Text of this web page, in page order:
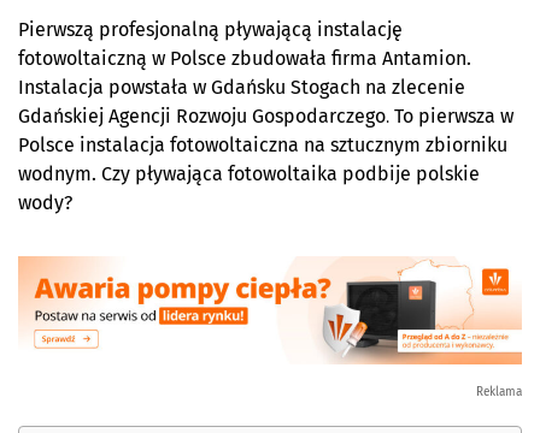
Pierwszą profesjonalną pływającą instalację
fotowoltaiczną w Polsce zbudowała firma Antamion.
Instalacja powstała w Gdańsku Stogach na zlecenie
Gdańskiej Agencji Rozwoju Gospodarczego. To pierwsza w
Polsce instalacja fotowoltaiczna na sztucznym zbiorniku
wodnym. Czy pływająca fotowoltaika podbije polskie
wody?
Reklama